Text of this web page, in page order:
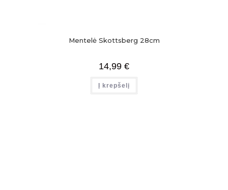
Mentelė Skottsberg 28cm
14,99 €
Į krepšelį